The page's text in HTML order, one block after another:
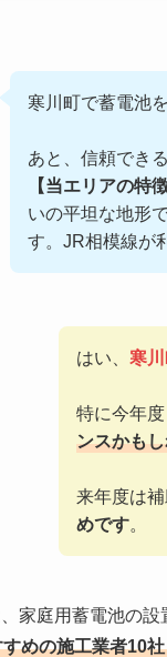
寒川町で蓄電池
あと、信頼でき
【当エリアの特徴
いの平坦な地形
す。JR相模線が
はい、 寒
特に今年
ンスかも
来年度は
めです。
家庭用蓄電池の設
めの施工業者10社